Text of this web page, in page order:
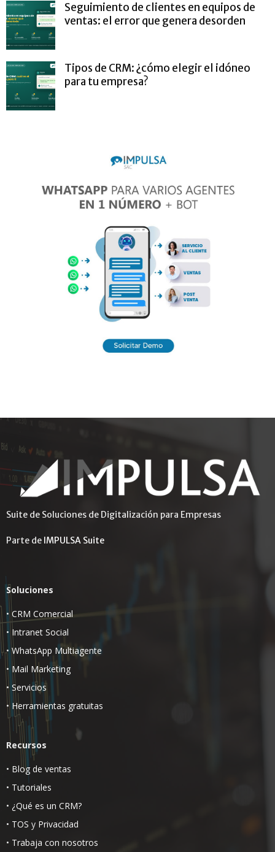
Seguimiento de clientes en equipos de
ventas: el error que genera desorden
Tipos de CRM: ¿cómo elegir el idóneo
para tu empresa?
Suite de Soluciones de Digitalización para Empresas
Parte de IMPULSA Suite
Soluciones
• CRM Comercial
• Intranet Social
• WhatsApp Multiagente
• Mail Marketing
• Servicios
• Herramientas gratuitas
Recursos
• Blog de ventas
• Tutoriales
• ¿Qué es un CRM?
• TOS y Privacidad
• Trabaja con nosotros